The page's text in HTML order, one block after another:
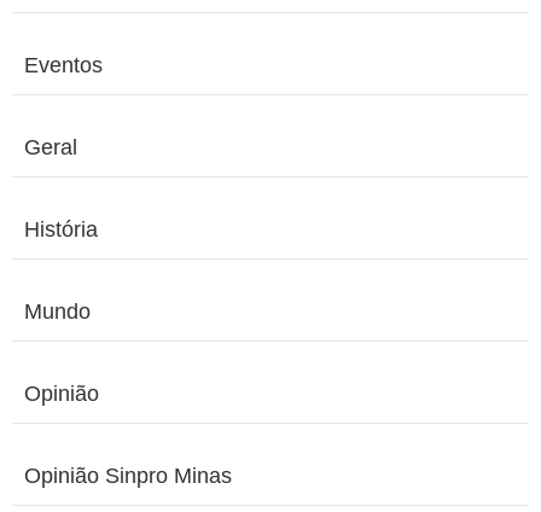
Eventos
Geral
História
Mundo
Opinião
Opinião Sinpro Minas